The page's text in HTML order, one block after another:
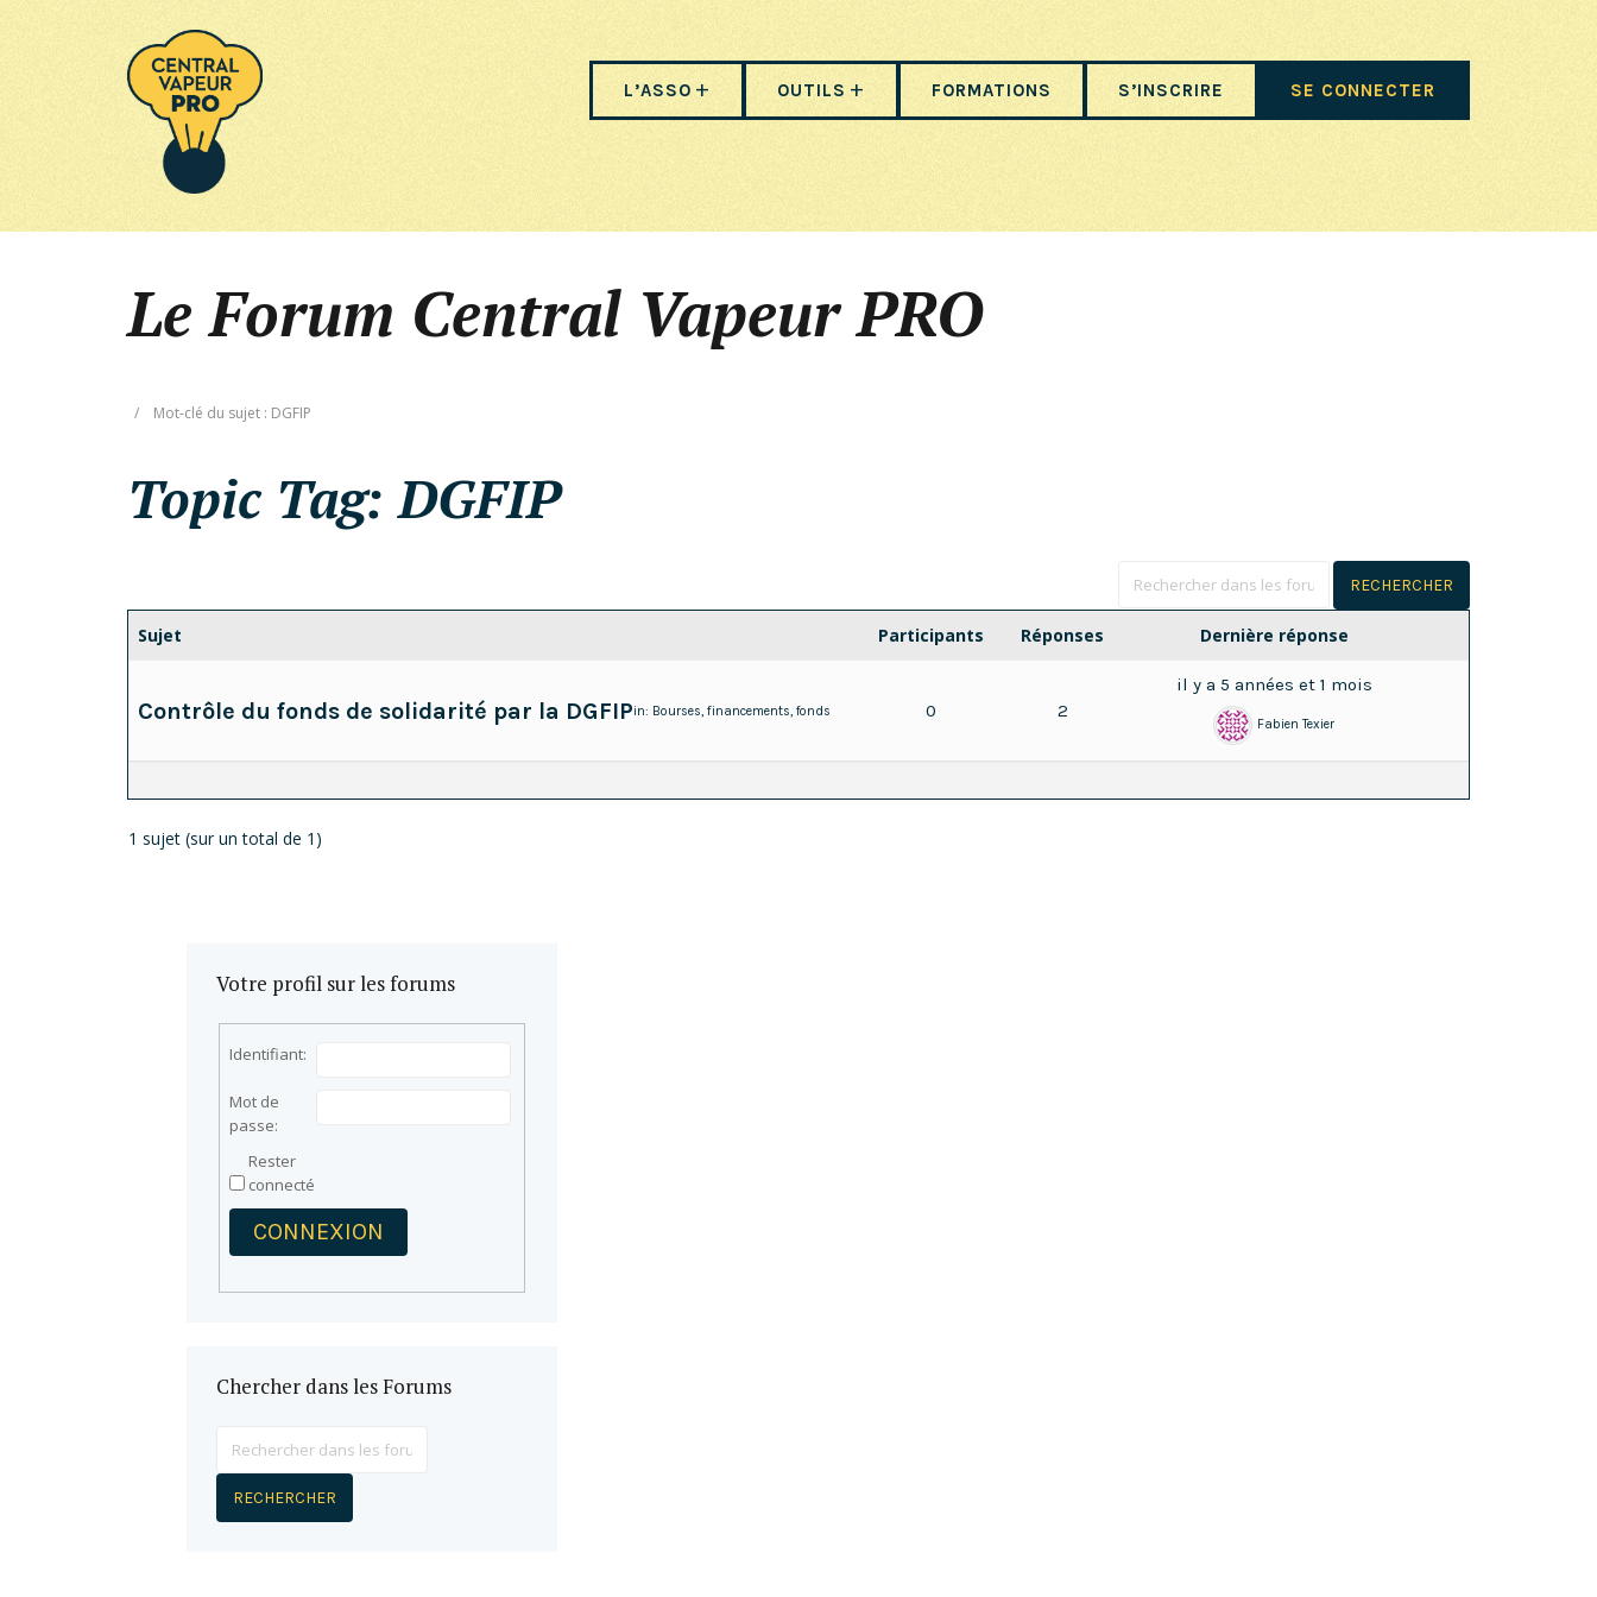
L’ASSO OUTILS FORMATIONS S’INSCRIRE SE CONNECTER
Le Forum Central Vapeur PRO
/ Mot-clé du sujet : DGFIP
Topic Tag:DGFIP
Sujet Participants Réponses Dernière réponse
Contrôle du fonds de solidarité par la DGFIPin: Bourses, financements, fonds 0 2
il y a 5 années et 1 mois
Fabien Texier
1 sujet (sur un total de 1)
Votre profil sur les forums
Identifiant:
Mot de
passe:
Rester
connecté
CONNEXION
Chercher dans les Forums